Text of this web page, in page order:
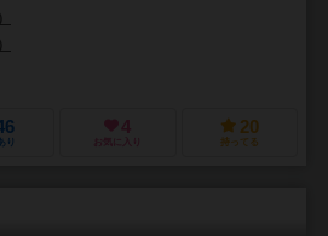
り
4
お気に入り
20
持ってる